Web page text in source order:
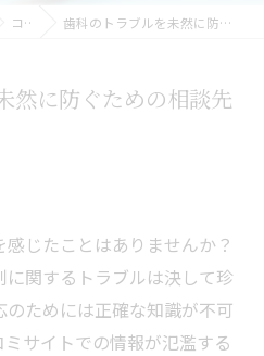
コラム 歯科のトラブルを未然に防ぐための相談先と安心の見分け方
然に防ぐための相談先
じたことはありませんか？
関するトラブルは決して珍
のためには正確な知識が不可
サイトでの情報が氾濫する